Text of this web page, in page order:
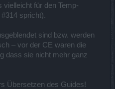
vielleicht für den Temp-
spricht).
sind bzw. werden
– vor der CE waren die
dass sie nicht mehr ganz
Übersetzen des Guides!